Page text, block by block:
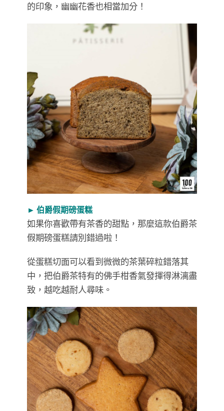
的印象，幽幽花香也相當加分！
► 伯爵假期磅蛋糕
如果你喜歡帶有茶香的甜點，那麼這款伯爵茶
假期磅蛋糕請別錯過啦！
從蛋糕切面可以看到微微的茶葉碎粒錯落其
中，把伯爵茶特有的佛手柑香氣發揮得淋漓盡
致，越吃越耐人尋味。